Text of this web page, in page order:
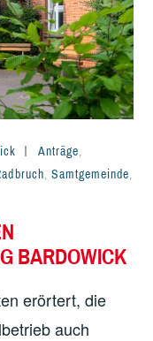
Anträge,
,Samtgemeinde,
BARDOWICK
erörtert, die
auch